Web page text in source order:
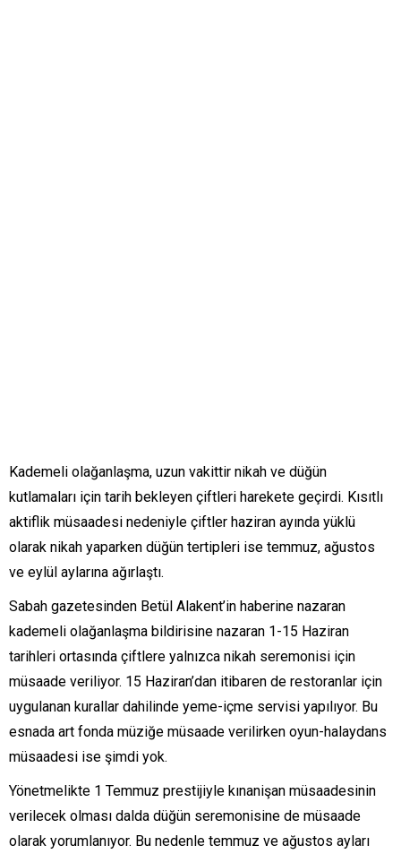
Kademeli olağanlaşma, uzun vakittir nikah ve düğün
kutlamaları için tarih bekleyen çiftleri harekete geçirdi. Kısıtlı
aktiflik müsaadesi nedeniyle çiftler haziran ayında yüklü
olarak nikah yaparken düğün tertipleri ise temmuz, ağustos
ve eylül aylarına ağırlaştı.
Sabah gazetesinden Betül Alakent’in haberine nazaran
kademeli olağanlaşma bildirisine nazaran 1-15 Haziran
tarihleri ortasında çiftlere yalnızca nikah seremonisi için
müsaade veriliyor. 15 Haziran’dan itibaren de restoranlar için
uygulanan kurallar dahilinde yeme-içme servisi yapılıyor. Bu
esnada art fonda müziğe müsaade verilirken oyun-halaydans
müsaadesi ise şimdi yok.
Yönetmelikte 1 Temmuz prestijiyle kınanişan müsaadesinin
verilecek olması dalda düğün seremonisine de müsaade
olarak yorumlanıyor. Bu nedenle temmuz ve ağustos ayları